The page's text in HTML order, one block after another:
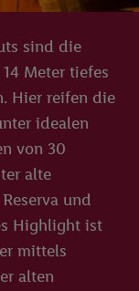
sind die
Meter tiefes
Hier reifen die
idealen
von 30
alte
und
Highlight ist
mittels
alten